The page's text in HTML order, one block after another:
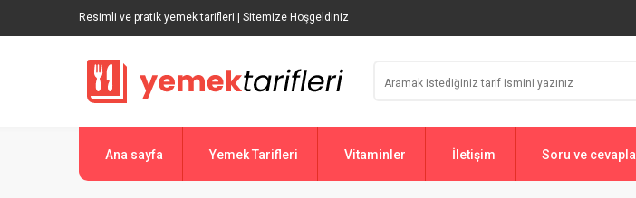
Resimli ve pratik yemek tarifleri | Sitemize Hoşgeldiniz
Ana sayfa Yemek Tarifleri Vitaminler İletişim Soru ve